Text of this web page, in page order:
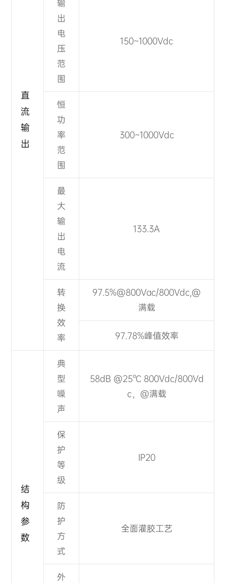
直
流
输
出
输
出
电
压
范
围
150~1000Vdc
恒
功
率
范
围
300~1000Vdc
最
大
输
出
电
流
133.3A
转
换
效
率
97.5%@800Vac/800Vdc,@
满载
97.78%峰值效率
结
构
参
数
典
型
噪
声
58dB @25℃ 800Vdc/800Vd
c，@满载
保
护
等
级
IP20
防
护
方
式
全面灌胶工艺
外